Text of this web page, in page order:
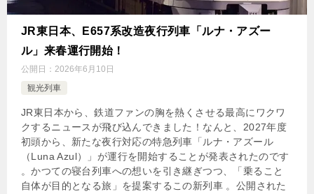
JR東日本、E657系改造夜行列車「ルナ・アズー
ル」来春運行開始！
公開日： 2026年6月10日
観光列車
JR東日本から、鉄道ファンの胸を熱くさせる最高にワクワ
クするニュースが飛び込んできました！なんと、2027年度
初頭から、新たな夜行対応の特急列車「ルナ・アズール
（Luna Azul）」が運行を開始することが発表されたのです
。かつての寝台列車への想いを引き継ぎつつ、「乗ること
自体が目的となる旅」を提案するこの新列車 。公開された